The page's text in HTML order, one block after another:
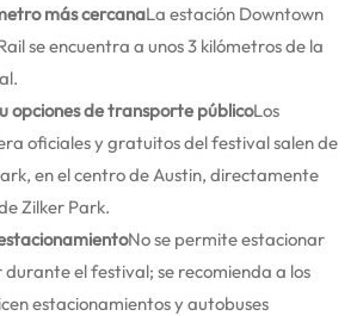
más cercanaLa estación Downtown
se encuentra a unos 3 kilómetros de la
opciones de transporte públicoLos
oficiales y gratuitos del festival salen de
en el centro de Austin, directamente
Zilker Park.
No se permite estacionar
durante el festival; se recomienda a los
estacionamientos y autobuses